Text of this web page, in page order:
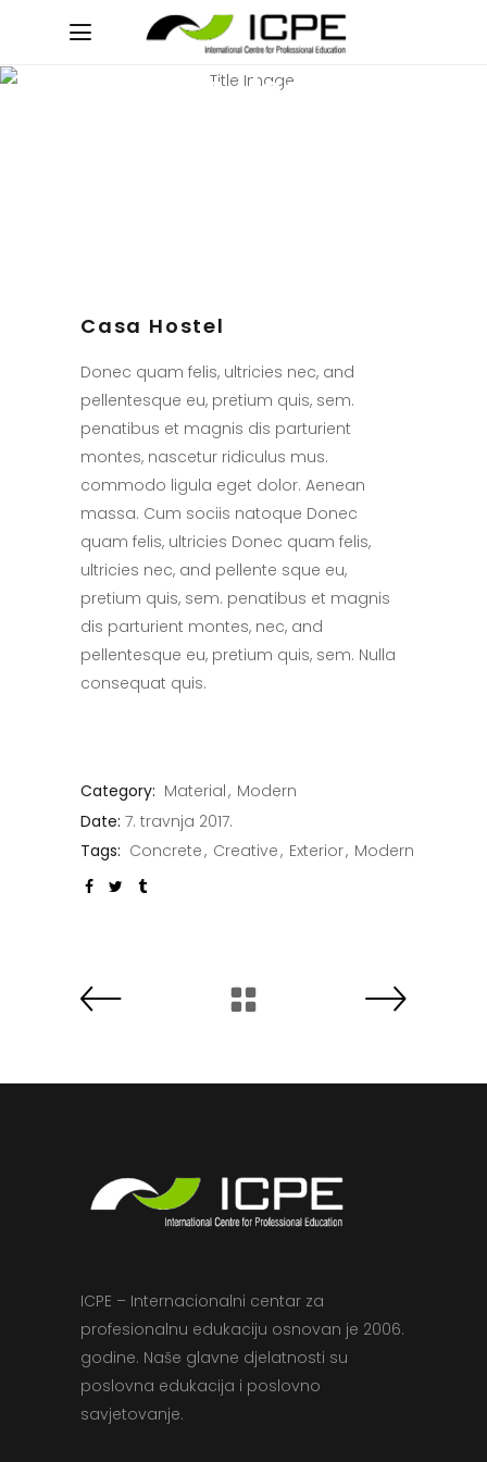
Casa Hostel
Casa Hostel
Donec quam felis, ultricies nec, and
pellentesque eu, pretium quis, sem.
penatibus et magnis dis parturient
montes, nascetur ridiculus mus.
commodo ligula eget dolor. Aenean
massa. Cum sociis natoque Donec
quam felis, ultricies Donec quam felis,
ultricies nec, and pellente sque eu,
pretium quis, sem. penatibus et magnis
dis parturient montes, nec, and
pellentesque eu, pretium quis, sem. Nulla
consequat quis.
Category: Material Modern
Date: 7. travnja 2017.
Tags: Concrete Creative Exterior Modern
ICPE – Internacionalni centar za
profesionalnu edukaciju osnovan je 2006.
godine. Naše glavne djelatnosti su
poslovna edukacija i poslovno
savjetovanje.